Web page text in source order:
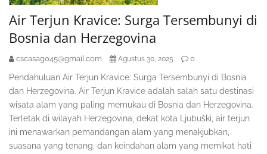
Air Terjun Kravice: Surga Tersembunyi di
Bosnia dan Herzegovina
cscasag045@gmail.com Agustus 30, 2025 0
Pendahuluan Air Terjun Kravice: Surga Tersembunyi di Bosnia
dan Herzegovina. Air Terjun Kravice adalah salah satu destinasi
wisata alam yang paling memukau di Bosnia dan Herzegovina.
Terletak di wilayah Herzegovina, dekat kota Ljubuški, air terjun
ini menawarkan pemandangan alam yang menakjubkan,
suasana yang tenang, dan keindahan alam yang memikat hati